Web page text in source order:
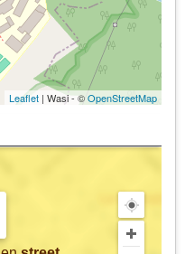
Leaflet | Wasi - ©OpenStreetMap